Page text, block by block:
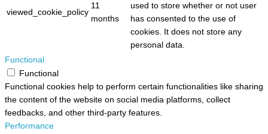
viewed_cookie_policy
11
months
used to store whether or not user
has consented to the use of
cookies. It does not store any
personal data.
Functional
Functional
Functional cookies help to perform certain functionalities like sharing
the content of the website on social media platforms, collect
feedbacks, and other third-party features.
Performance